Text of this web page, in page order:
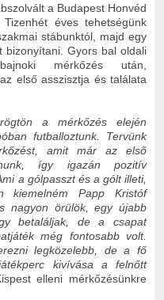
a Budapest Honvéd
éves tehetségünk
stábunktól, majd egy
bizonyítani. Gyors bal oldali
mérkőzés után,
első asszisztja és találata
a mérkőzés elején
futballoztunk. Tervünk
amit már az első
így igazán pozitív
a gólpasszt és a gólt illeti,
kiemelném Papp Kristóf
nagyon örülök, egy újabb
betaláljak, de a csapat
még fontosabb volt.
legközelebb, de a fő
kivívása a felnőtt
elleni mérkőzésünkre